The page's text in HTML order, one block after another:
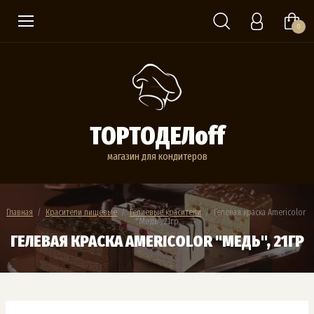
0
ТОРТОДЕЛoff
магазин для кондитеров
Главная
  /
Красители пищевые
  /
Гелиевые красители
  /  Гелевая краска Americolor
"Медь", 21гр
ГЕЛЕВАЯ КРАСКА AMERICOLOR "МЕДЬ", 21ГР